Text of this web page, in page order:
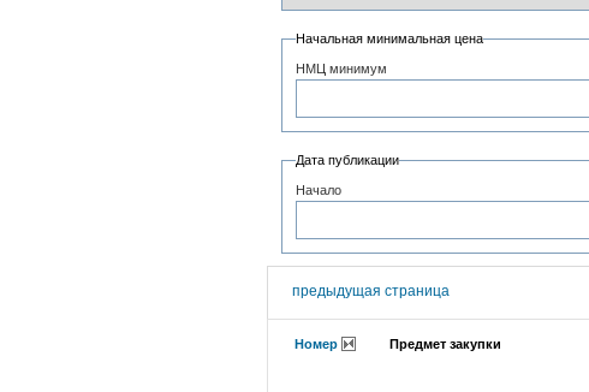
Начальная минимальная цена
НМЦ минимум
Дата публикации
Начало
предыдущая страница
Номер Предмет закупки